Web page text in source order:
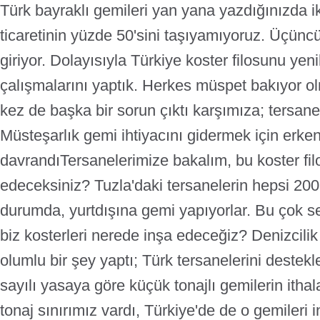
Türk bayraklı gemileri yan yana yazdığınızda
ticaretinin yüzde 50'sini taşıyamıyoruz.
giriyor. Dolayısıyla Türkiye koster filosunu
çalışmalarını yaptık. Herkes müspet bakıyor
kez de başka bir sorun çıktı karşımıza;
Müsteşarlık gemi ihtiyacını gidermek için
davrandıTersanelerimize bakalım, bu koster
edeceksiniz? Tuzla'daki tersanelerin hepsi
durumda, yurtdışına gemi yapıyorlar. Bu çok
biz kosterleri nerede inşa edeceğiz? Denizcilik
olumlu bir şey yaptı; Türk tersanelerini
sayılı yasaya göre küçük tonajlı gemilerin
tonaj sınırımız vardı, Türkiye'de de o gemileri